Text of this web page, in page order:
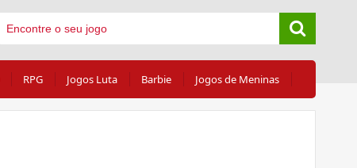
RPG Jogos Luta Barbie Jogos de Meninas